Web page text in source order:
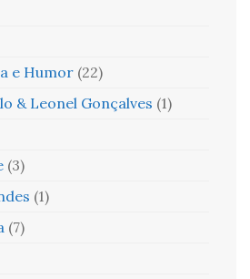
e Humor (22)
& Leonel Gonçalves (1)
(3)
(1)
(7)